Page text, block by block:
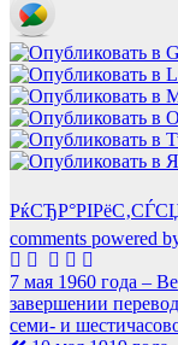
comments powered
Навигация
по
7 мая 1960 года –
завершении
семи- и